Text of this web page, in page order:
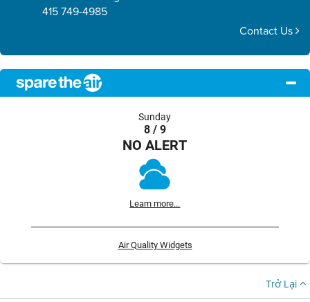
415 749-4985
Contact Us
Sunday
8 / 9
NO ALERT
Learn more...
Air Quality Widgets
Trở Lại